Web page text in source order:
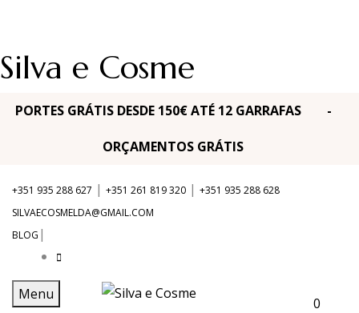
Silva e Cosme
PORTES GRÁTIS DESDE 150€ ATÉ 12 GARRAFAS -
ORÇAMENTOS GRÁTIS
+351 935 288 627 | +351 261 819 320 | +351 935 288 628
SILVAECOSMELDA@GMAIL.COM
BLOG |
Menu
0